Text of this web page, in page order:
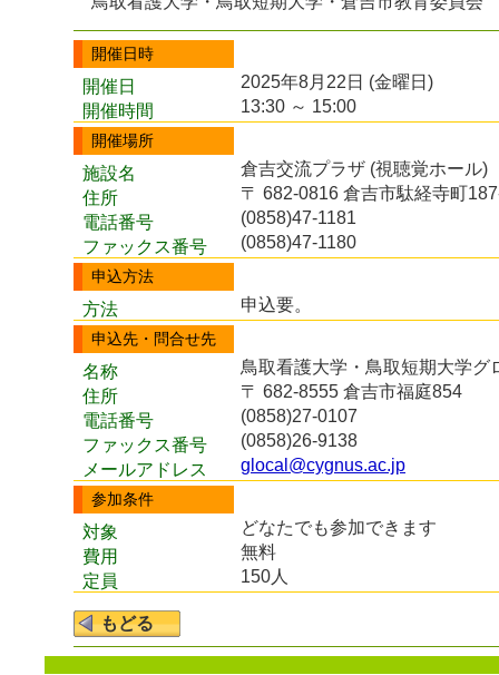
開催日時
開催日
2025年8月22日 (金曜日)
開催時間
13:30 ～ 15:00
開催場所
施設名
倉吉交流プラザ (視聴覚ホール)
住所
〒 682-0816 倉吉市駄経寺町
電話番号
(0858)47-1181
ファックス番号
(0858)47-1180
申込方法
方法 申込要。
申込先・問合せ先
名称
鳥取看護大学・鳥取短期大学グ
住所
〒 682-8555 倉吉市福庭854
電話番号
(0858)27-0107
ファックス番号
(0858)26-9138
メールアドレス
glocal@cygnus.ac.jp
参加条件
対象
どなたでも参加できます
費用
無料
定員
150人